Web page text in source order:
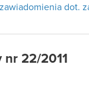
dot.
nr 22/2011